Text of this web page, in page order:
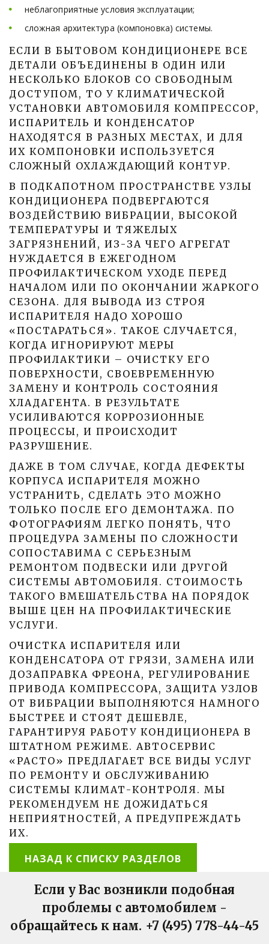
неблагоприятные условия эксплуатации;
сложная архитектура (компоновка) системы.
ЕСЛИ В БЫТОВОМ КОНДИЦИОНЕРЕ ВСЕ
ДЕТАЛИ ОБЪЕДИНЕНЫ В ОДИН ИЛИ
НЕСКОЛЬКО БЛОКОВ СО СВОБОДНЫМ
ДОСТУПОМ, ТО У КЛИМАТИЧЕСКОЙ
УСТАНОВКИ АВТОМОБИЛЯ КОМПРЕССОР,
ИСПАРИТЕЛЬ И КОНДЕНСАТОР
НАХОДЯТСЯ В РАЗНЫХ МЕСТАХ, И ДЛЯ
ИХ КОМПОНОВКИ ИСПОЛЬЗУЕТСЯ
СЛОЖНЫЙ ОХЛАЖДАЮЩИЙ КОНТУР.
В ПОДКАПОТНОМ ПРОСТРАНСТВЕ УЗЛЫ
КОНДИЦИОНЕРА ПОДВЕРГАЮТСЯ
ВОЗДЕЙСТВИЮ ВИБРАЦИИ, ВЫСОКОЙ
ТЕМПЕРАТУРЫ И ТЯЖЕЛЫХ
ЗАГРЯЗНЕНИЙ, ИЗ-ЗА ЧЕГО АГРЕГАТ
НУЖДАЕТСЯ В ЕЖЕГОДНОМ
ПРОФИЛАКТИЧЕСКОМ УХОДЕ ПЕРЕД
НАЧАЛОМ ИЛИ ПО ОКОНЧАНИИ ЖАРКОГО
СЕЗОНА. ДЛЯ ВЫВОДА ИЗ СТРОЯ
ИСПАРИТЕЛЯ НАДО ХОРОШО
«ПОСТАРАТЬСЯ». ТАКОЕ СЛУЧАЕТСЯ,
КОГДА ИГНОРИРУЮТ МЕРЫ
ПРОФИЛАКТИКИ – ОЧИСТКУ ЕГО
ПОВЕРХНОСТИ, СВОЕВРЕМЕННУЮ
ЗАМЕНУ И КОНТРОЛЬ СОСТОЯНИЯ
ХЛАДАГЕНТА. В РЕЗУЛЬТАТЕ
УСИЛИВАЮТСЯ КОРРОЗИОННЫЕ
ПРОЦЕССЫ, И ПРОИСХОДИТ
РАЗРУШЕНИЕ.
ДАЖЕ В ТОМ СЛУЧАЕ, КОГДА ДЕФЕКТЫ
КОРПУСА ИСПАРИТЕЛЯ МОЖНО
УСТРАНИТЬ, СДЕЛАТЬ ЭТО МОЖНО
ТОЛЬКО ПОСЛЕ ЕГО ДЕМОНТАЖА. ПО
ФОТОГРАФИЯМ ЛЕГКО ПОНЯТЬ, ЧТО
ПРОЦЕДУРА ЗАМЕНЫ ПО СЛОЖНОСТИ
СОПОСТАВИМА С СЕРЬЕЗНЫМ
РЕМОНТОМ ПОДВЕСКИ ИЛИ ДРУГОЙ
СИСТЕМЫ АВТОМОБИЛЯ. СТОИМОСТЬ
ТАКОГО ВМЕШАТЕЛЬСТВА НА ПОРЯДОК
ВЫШЕ ЦЕН НА ПРОФИЛАКТИЧЕСКИЕ
УСЛУГИ.
ОЧИСТКА ИСПАРИТЕЛЯ ИЛИ
КОНДЕНСАТОРА ОТ ГРЯЗИ, ЗАМЕНА ИЛИ
ДОЗАПРАВКА ФРЕОНА, РЕГУЛИРОВАНИЕ
ПРИВОДА КОМПРЕССОРА, ЗАЩИТА УЗЛОВ
ОТ ВИБРАЦИИ ВЫПОЛНЯЮТСЯ НАМНОГО
БЫСТРЕЕ И СТОЯТ ДЕШЕВЛЕ,
ГАРАНТИРУЯ РАБОТУ КОНДИЦИОНЕРА В
ШТАТНОМ РЕЖИМЕ. АВТОСЕРВИС
«РАСТО» ПРЕДЛАГАЕТ ВСЕ ВИДЫ УСЛУГ
ПО РЕМОНТУ И ОБСЛУЖИВАНИЮ
СИСТЕМЫ КЛИМАТ-КОНТРОЛЯ. МЫ
РЕКОМЕНДУЕМ НЕ ДОЖИДАТЬСЯ
НЕПРИЯТНОСТЕЙ, А ПРЕДУПРЕЖДАТЬ
ИХ.
НАЗАД К СПИСКУ РАЗДЕЛОВ
Если у Вас возникли подобная
проблемы с автомобилем -
обращайтесь к нам. +7 (495) 778-44-45